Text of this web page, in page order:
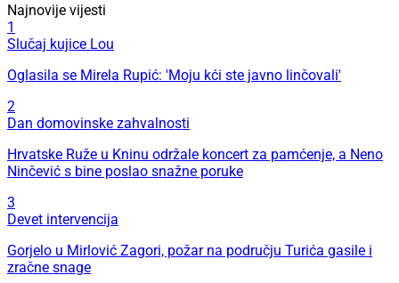
Najnovije vijesti
1
Slučaj kujice Lou
Oglasila se Mirela Rupić: 'Moju kći ste javno linčovali'
2
Dan domovinske zahvalnosti
Hrvatske Ruže u Kninu održale koncert za pamćenje, a Neno
Ninčević s bine poslao snažne poruke
3
Devet intervencija
Gorjelo u Mirlović Zagori, požar na području Turića gasile i
zračne snage